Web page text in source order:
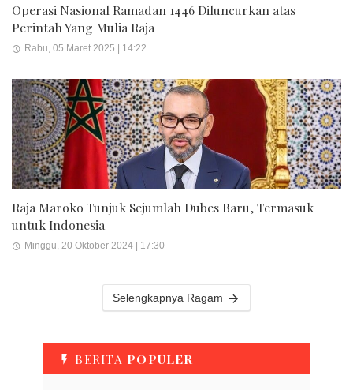
Operasi Nasional Ramadan 1446 Diluncurkan atas
Perintah Yang Mulia Raja
Rabu, 05 Maret 2025 | 14:22
Raja Maroko Tunjuk Sejumlah Dubes Baru, Termasuk
untuk Indonesia
Minggu, 20 Oktober 2024 | 17:30
Selengkapnya Ragam
BERITA POPULER